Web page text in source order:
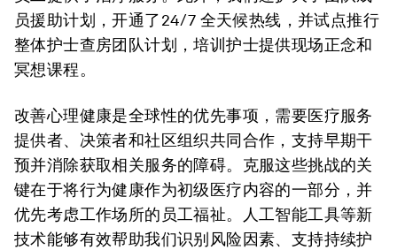
员援助计划，开通了24/7 全天候热线，并试点推行
整体护士查房团队计划，培训护士提供现场正念和
冥想课程。
改善心理健康是全球性的优先事项，需要医疗服务
提供者、决策者和社区组织共同合作，支持早期干
预并消除获取相关服务的障碍。克服这些挑战的关
键在于将行为健康作为初级医疗内容的一部分，并
优先考虑工作场所的员工福祉。人工智能工具等新
技术能够有效帮助我们识别风险因素、支持持续护